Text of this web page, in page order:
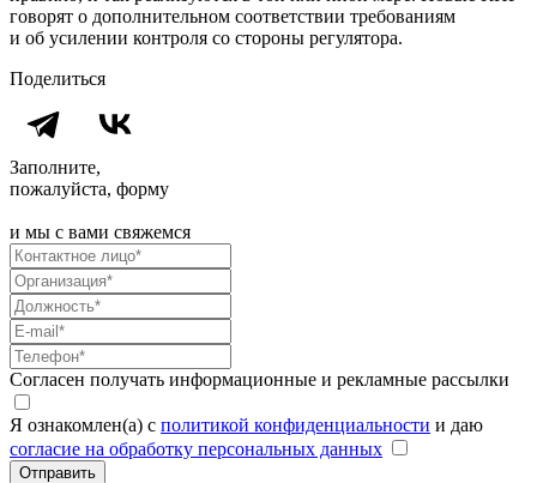
говорят о дополнительном соответствии требованиям
и об усилении контроля со стороны регулятора.
Поделиться
Заполните,
пожалуйста, форму
и мы с вами свяжемся
Согласен получать информационные и рекламные рассылки
Я ознакомлен(а) с политикой конфиденциальности и даю
согласие на обработку персональных данных
Отправить